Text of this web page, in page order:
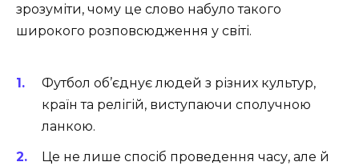
зрозуміти, чому це слово набуло такого
широкого розповсюдження у світі.
Футбол об’єднує людей з різних культур,
країн та релігій, виступаючи сполучною
ланкою.
Це не лише спосіб проведення часу, але й